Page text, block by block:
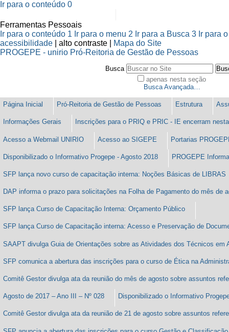
Ir para o conteúdo 0
Ferramentas Pessoais
Ir para o conteúdo1 Ir para o menu2 Ir para a Busca 3 Ir para
acessibilidade| alto contraste |Mapa do Site
PROGEPE - unirio Pró-Reitoria de Gestão de Pessoas
apenas nesta seção
Busca Avançada…
Página Inicial
Informações Gerais Inscrições para o PRIQ e PRIC - IE encerram
Disponibilizado o Informativo Progepe - Agosto 2018
SFP lança novo curso de capacitação interna: Noções Básicas de LIBRAS
DAP informa o prazo para solicitações na Folha de Pagamento do mês de
SFP lança Curso de Capacitação Interna: Orçamento Público
SFP lança Curso de Capacitação interna: Acesso e Preservação de
SAAPT divulga Guia de Orientações sobre as Atividades dos Técnicos
SFP comunica a abertura das inscrições para o curso de Ética na
Comitê Gestor divulga ata da reunião do mês de agosto sobre assuntos
Agosto de 2017 – Ano III – Nº 028 Disponibilizado o Informativo
Comitê Gestor divulga ata da reunião de 21 de agosto sobre assuntos